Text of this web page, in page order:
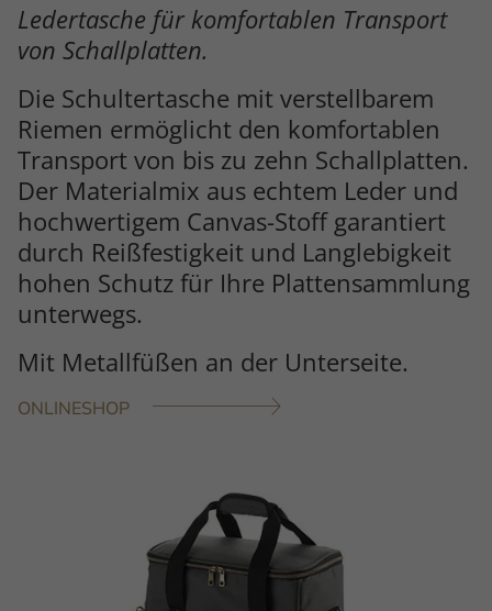
Ledertasche für komfortablen Transport
von Schallplatten.
Die Schultertasche mit verstellbarem
Riemen ermöglicht den komfortablen
Transport von bis zu zehn Schallplatten.
Der Materialmix aus echtem Leder und
hochwertigem Canvas-Stoff garantiert
durch Reißfestigkeit und Langlebigkeit
hohen Schutz für Ihre Plattensammlung
unterwegs.
Mit Metallfüßen an der Unterseite.
ONLINESHOP